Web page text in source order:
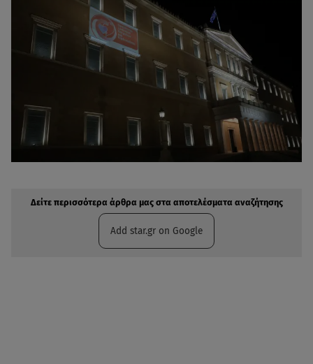
Δείτε περισσότερα άρθρα μας στα αποτελέσματα αναζήτησης
Add star.gr on Google